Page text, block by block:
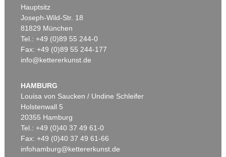
Auktion 590 - Lot 11
Ergebnis:€ 279.400
Hauptsitz
Joseph-Wild-Str. 18
81829 München
Tel.: +49 (0)89 55 244-0
Fax: +49 (0)89 55 244-177
info@kettererkunst.de
HAMBURG
Louisa von Saucken / Undine Schleifer
Holstenwall 5
20355 Hamburg
Tel.: +49 (0)40 37 49 61-0
Fax: +49 (0)40 37 49 61-66
infohamburg@kettererkunst.de